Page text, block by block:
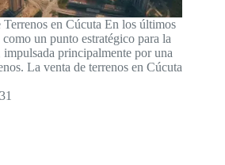
en Cúcuta En los últimos
un punto estratégico para la
principalmente por una
La venta de terrenos en Cúcuta